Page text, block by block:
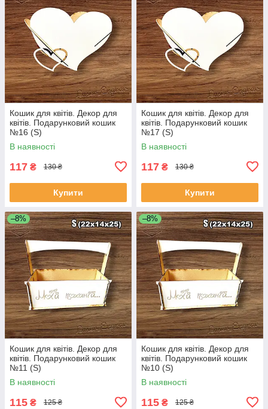
Кошик для квітів. Декор для
квітів. Подарунковий кошик
№16 (S)
В наявності
117 ₴ 130 ₴
Купити
Кошик для квітів. Декор для
квітів. Подарунковий кошик
№17 (S)
В наявності
117 ₴ 130 ₴
Купити
–8%
Кошик для квітів. Декор для
квітів. Подарунковий кошик
№11 (S)
В наявності
115 ₴ 125 ₴
–8%
Кошик для квітів. Декор для
квітів. Подарунковий кошик
№10 (S)
В наявності
115 ₴ 125 ₴